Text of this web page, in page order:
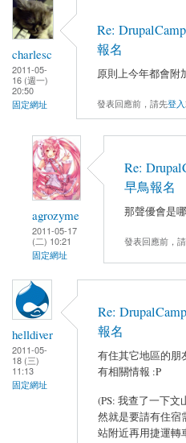
charlesc
2011-05-
16 (週一)
20:50
固定網址
Re:
報名
原則上今年都會附
發表回應前，請先登入
agrozyme
2011-05-17
(二) 10:21
固定網址
Re:
早鳥報名
那聲優會是
發表回應前，
helldiver
2011-05-
18 (三)
11:13
固定網址
Re:
報名
有住其它地區的朋
有相關情報 :P
(PS: 我查了一下
然就是要請有住宿
站附近再用捷運轉